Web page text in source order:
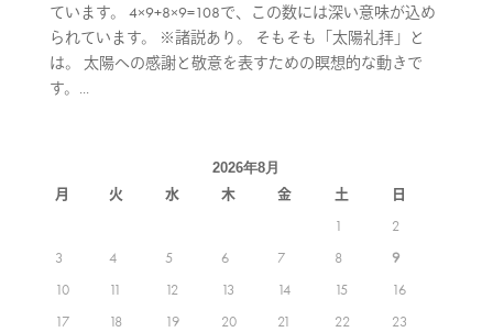
ています。 4×9+8×9=108で、この数には深い意味が込め
られています。 ※諸説あり。 そもそも「太陽礼拝」と
は。 太陽への感謝と敬意を表すための瞑想的な動きで
す。...
2026年8月
月 火 水 木 金 土
日
1
2
3
4 5 6 7 8
9
10
11 12 13 14 15
16
17
18 19 20 21 22
23